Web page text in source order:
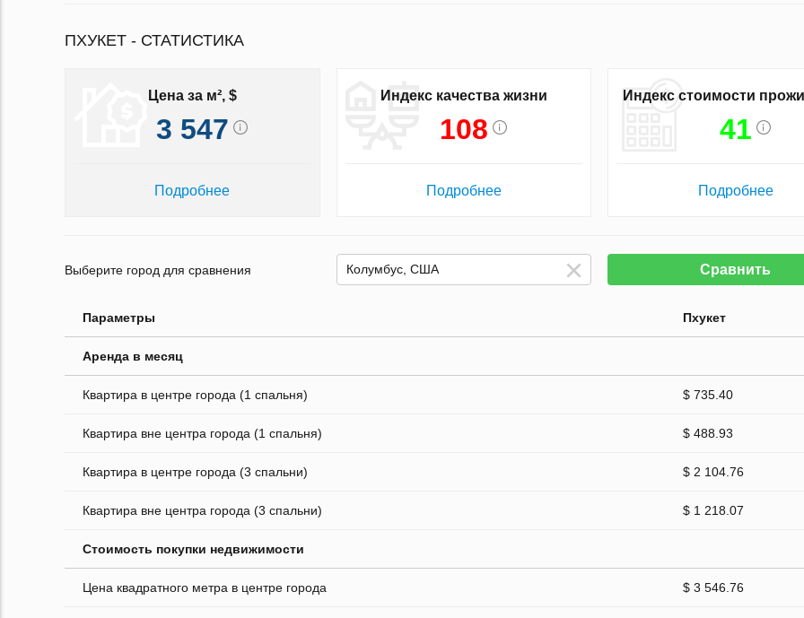
ПХУКЕТ - СТАТИСТИКА
Цена за м², $
3 547
Подробнее
Индекс качества жизни
108
Подробнее
Индекс стоимости
41
Подробнее
Выберите город для сравнения Сравнить
Параметры Пхукет
Аренда в месяц
Квартира в центре города (1 спальня) $ 735.40
Квартира вне центра города (1 спальня) $ 488.93
Квартира в центре города (3 спальни) $ 2 104.76
Квартира вне центра города (3 спальни) $ 1 218.07
Стоимость покупки недвижимости
Цена квадратного метра в центре города $ 3 546.76